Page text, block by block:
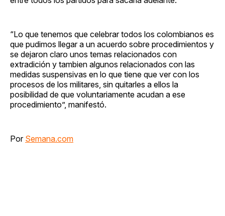
“Lo que tenemos que celebrar todos los colombianos es
que pudimos llegar a un acuerdo sobre procedimientos y
se dejaron claro unos temas relacionados con
extradición y tambien algunos relacionados con las
medidas suspensivas en lo que tiene que ver con los
procesos de los militares, sin quitarles a ellos la
posibilidad de que voluntariamente acudan a ese
procedimiento”, manifestó.
Por Semana.com